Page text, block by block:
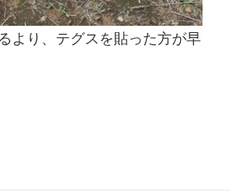
より、テグスを貼った方が早